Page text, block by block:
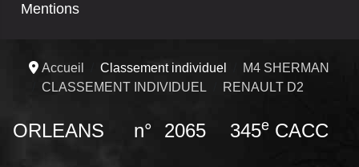
Mentions
Accueil Classement individuel
M4 SHERMAN
CLASSEMENT INDIVIDUEL
RENAULT D2
ORLEANS n° 2065 345eCACC